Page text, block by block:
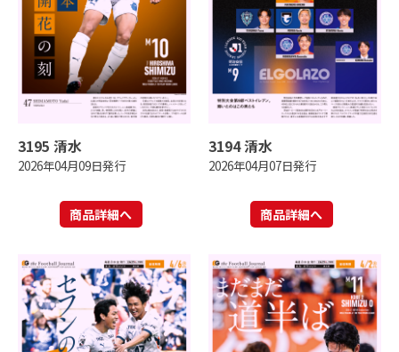
3195 清水
2026年04月09日発行
商品詳細へ
3194 清水
2026年04月07日発行
商品詳細へ